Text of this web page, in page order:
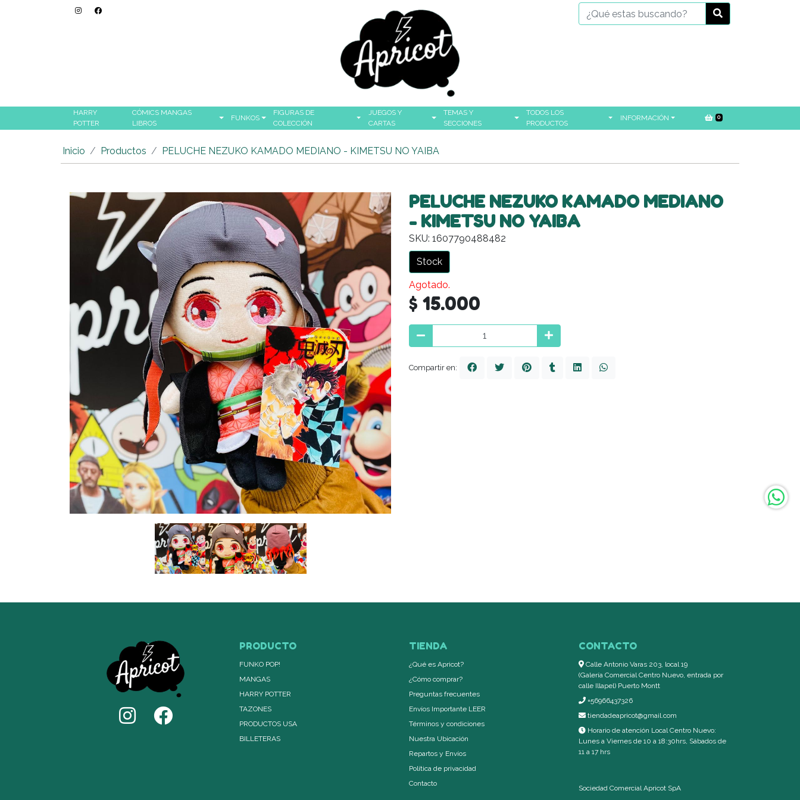
HARRY
POTTER
CÓMICS MANGAS
LIBROS
FUNKOS
FIGURAS DE
COLECCIÓN
JUEGOS Y
CARTAS
TEMAS Y
SECCIONES
TODOS LOS
PRODUCTOS
INFORMACIÓN 0
Inicio Productos PELUCHE NEZUKO KAMADO MEDIANO - KIMETSU NO YAIBA
PELUCHE NEZUKO KAMADO MEDIANO
- KIMETSU NO YAIBA
SKU: 1607790488482
Stock
Agotado.
$ 15.000
Compartir en:
PRODUCTO
FUNKO POP!
MANGAS
HARRY POTTER
TAZONES
PRODUCTOS USA
BILLETERAS
TIENDA
¿Qué es Apricot?
¿Cómo comprar?
Preguntas frecuentes
Envíos Importante LEER
Términos y condiciones
Nuestra Ubicación
Repartos y Envíos
Política de privacidad
Contacto
CONTACTO
Calle Antonio Varas 203, local 19
(Galería Comercial Centro Nuevo, entrada por
calle Illapel) Puerto Montt
+56966437326
tiendadeapricot@gmail.com
Horario de atención Local Centro Nuevo:
Lunes a Viernes de 10 a 18:30hrs, Sábados de
11 a 17 hrs
Sociedad Comercial Apricot SpA